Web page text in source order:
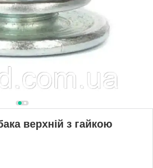
верхній з гайкою